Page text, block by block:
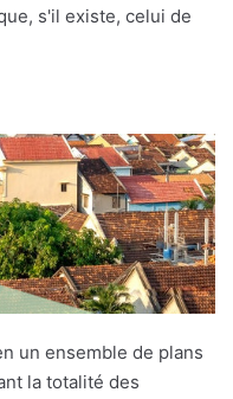
s'il existe, celui de
un ensemble de plans
la totalité des